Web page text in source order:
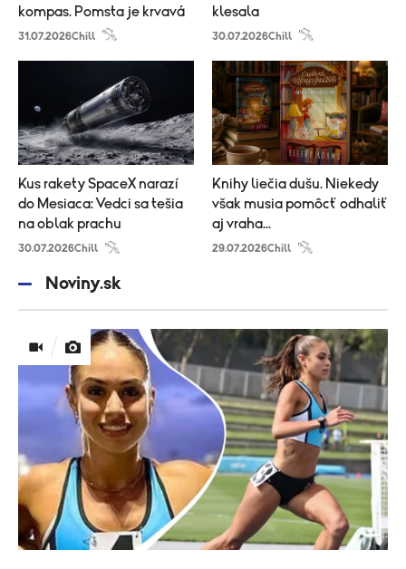
kompas. Pomsta je krvavá
31.07.2026Chill
klesala
30.07.2026Chill
Kus rakety SpaceX narazí
do Mesiaca: Vedci sa tešia
na oblak prachu
30.07.2026Chill
Knihy liečia dušu. Niekedy
však musia pomôcť odhaliť
aj vraha...
29.07.2026Chill
Noviny.sk